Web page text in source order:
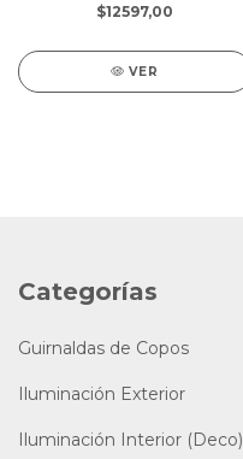
$12597,00
VER
Categorías
Guirnaldas de Copos
Iluminación Exterior
Iluminación Interior (Deco)